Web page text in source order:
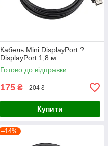
Кабель Mini DisplayPort ?
DisplayPort 1,8 м
Готово до відправки
175 ₴ 204 ₴
Купити
–14%